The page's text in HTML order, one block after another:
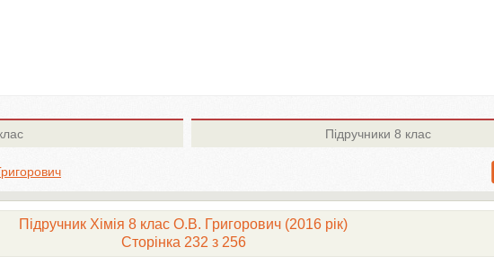
Підручники 8 клас
Підручник Хімія 8 клас О.В. Григорович (2016 рік)
Сторінка 232 з 256